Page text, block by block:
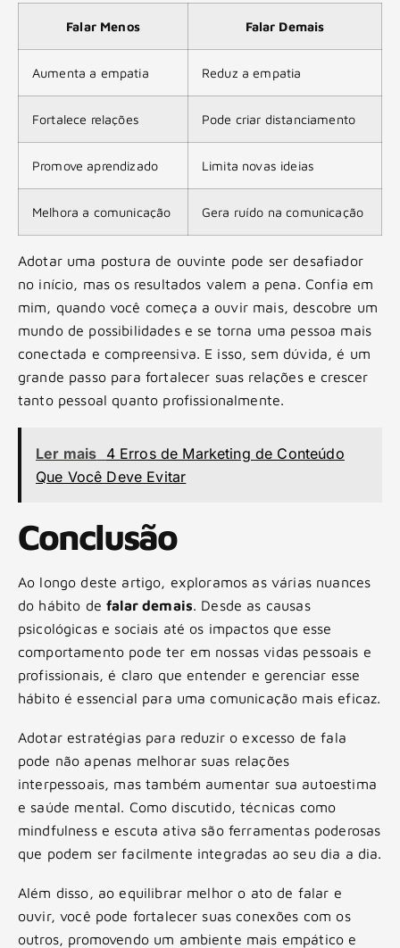
Falar Menos Falar Demais
Aumenta a empatia Reduz a empatia
Fortalece relações Pode criar distanciamento
Promove aprendizado Limita novas ideias
Melhora a comunicação Gera ruído na comunicação
Adotar uma postura de ouvinte pode ser desafiador
no início, mas os resultados valem a pena. Confia em
mim, quando você começa a ouvir mais, descobre um
mundo de possibilidades e se torna uma pessoa mais
conectada e compreensiva. E isso, sem dúvida, é um
grande passo para fortalecer suas relações e crescer
tanto pessoal quanto profissionalmente.
Ler mais 4 Erros de Marketing de Conteúdo
Que Você Deve Evitar
Conclusão
Ao longo deste artigo, exploramos as várias nuances
do hábito defalar demais. Desde as causas
psicológicas e sociais até os impactos que esse
comportamento pode ter em nossas vidas pessoais e
profissionais, é claro que entender e gerenciar esse
hábito é essencial para uma comunicação mais eficaz.
Adotar estratégias para reduzir o excesso de fala
pode não apenas melhorar suas relações
interpessoais, mas também aumentar sua autoestima
e saúde mental. Como discutido, técnicas como
mindfulness e escuta ativa são ferramentas poderosas
que podem ser facilmente integradas ao seu dia a dia.
Além disso, ao equilibrar melhor o ato de falar e
ouvir, você pode fortalecer suas conexões com os
outros, promovendo um ambiente mais empático e